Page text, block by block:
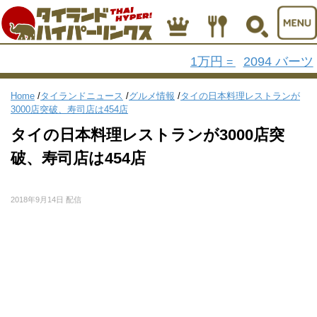
1万円 = 2094 バーツ
Home /タイランドニュース /グルメ情報 /タイの日本料理レストランが
3000店突破、寿司店は454店
タイの日本料理レストランが3000店突
破、寿司店は454店
2018年9月14日 配信